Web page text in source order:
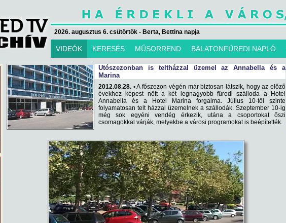
2026. augusztus 6. csütörtök - Berta, Bettina napja
VIDEÓK KERESÉS MŰSORREND BALATONFÜREDI NAPLÓ
Utószezonban is teltházzal üzemel az Annabella és a
Marina
2012.08.28. •A főszezon végén már biztosan látszik, hogy az előző
évekhez képest nőtt a két legnagyobb füredi szálloda a Hotel
Annabella és a Hotel Marina forgalma. Július 10-től szinte
folyamatosan telt házzal üzemelnek a szállodák. Szeptember 10-ig
még sok egyéni vendég érkezik, utána a csoportokat őszi
csomagokkal várják, melyekbe a városi programokat is beépítették.